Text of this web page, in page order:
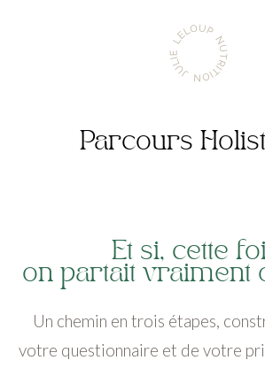
Aller
l'accueil
Leloup
Nutrition
Parcours
Et si, cette
on partait vraiment
Un chemin en trois étapes,
votre questionnaire et de votre